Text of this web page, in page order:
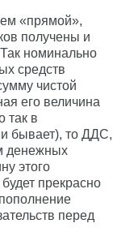
«прямой»,
получены и
номинально
средств
чистой
его величина
так в
бывает), то ДДС,
денежных
этого
прекрасно
перед